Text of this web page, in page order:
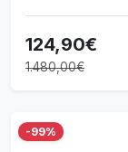
124,90€
1.480,00€
-99%